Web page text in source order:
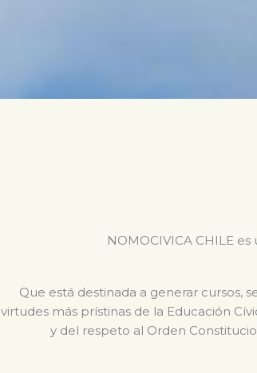
NOMOCIVICA CHILE
Que está destinada a generar cursos,
virtudes más prístinas de la Educación
y del respeto al Orden